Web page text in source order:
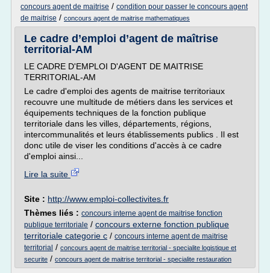
concours agent de maitrise / condition pour passer le concours agent
de maitrise / concours agent de maitrise mathematiques
Le cadre d’emploi d’agent de maîtrise
territorial-AM
LE CADRE D'EMPLOI D'AGENT DE MAITRISE
TERRITORIAL-AM
Le cadre d'emploi des agents de maitrise territoriaux
recouvre une multitude de métiers dans les services et
équipements techniques de la fonction publique
territoriale dans les villes, départements, régions,
intercommunalités et leurs établissements publics . Il est
donc utile de viser les conditions d'accès à ce cadre
d'emploi ainsi...
Lire la suite
Site : http://www.emploi-collectivites.fr
Thèmes liés : concours interne agent de maitrise fonction
publique territoriale / concours externe fonction publique
territoriale categorie c / concours interne agent de maitrise
territorial / concours agent de maitrise territorial - specialite logistique et
securite / concours agent de maitrise territorial - specialite restauration